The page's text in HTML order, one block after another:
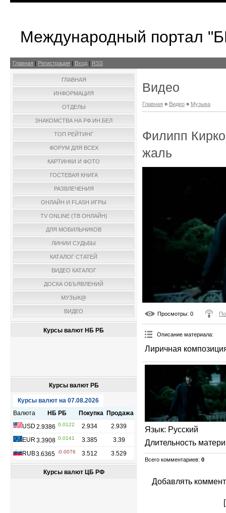
Международный портал
Главная | Регистрация | Вход | RSS
ГЛАВНАЯ
ИНФОРМАЦИЯ
ОТДЕЛЫ
ЗНАКОМСТВА НА РФ.ИН.БЕЛ
ТОП РЕЙТИНГ
ФОРУМ ДЛЯ ВСЕХ
КАРТИНКИ И ФОТО
ГОСТЕВАЯ КНИГА
РАЗВЛЕЧЕНИЯ
ОНЛАЙН И FLASH ИГРЫ
TV ONLINE (ТВ ОНЛАЙН)
ДЛЯ МОБИЛЬНИКОВ
ЛИНИИ СУДЬБЫ
КАТАЛОГ СТАТЕЙ
ВИДЕО КАТАЛОГ
ДОСКА ОБЪЯВЛЕНИЙ
МУЗЫК@
ВИДЕО
Курсы валют НБ РБ
Курсы валют РБ
Курсы валют ЦБ РФ
Видео
Главная » Видео » Музыка
Филипп
жаль
Просмотры: 0
Описание материала:
Лиричная
Язык: Русский
Длительность
Всего комментариев: 0
Добавлять